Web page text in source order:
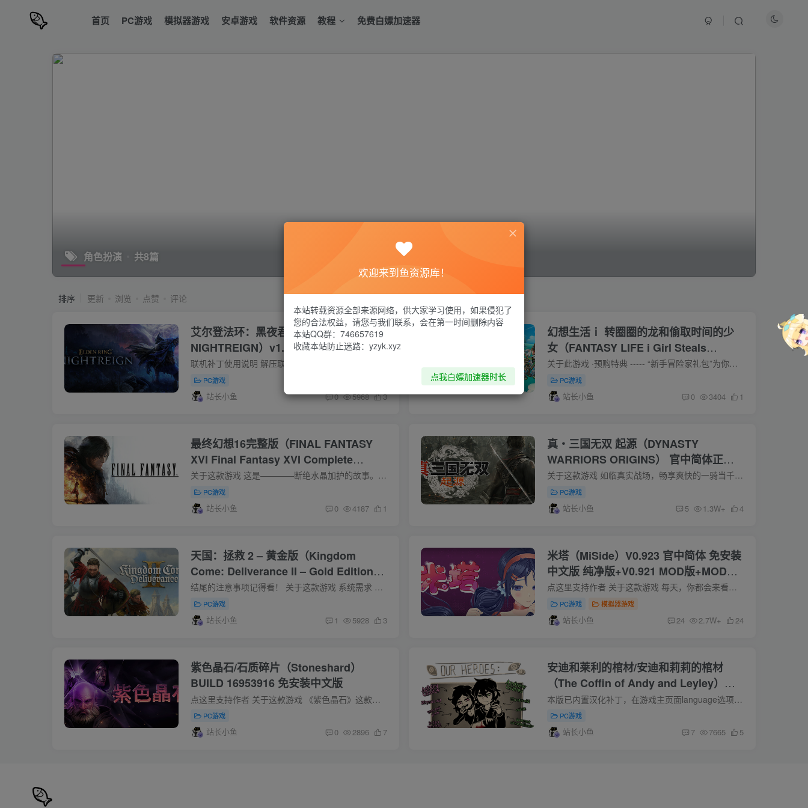
首页 PC游戏 模拟器游戏 安卓游戏 软件资源 教程 免费白嫖加速器
角色扮演 共8篇
排序 更新 浏览 点赞 评论
艾尔登法环：黑夜君临（ELDEN RING
NIGHTREIGN）v1.01官中简体 附联机补
丁
PC游戏
站长小鱼 0 5968 3
幻想生活ｉ 转圈圈的龙和偷取时间的少
女（FANTASY LIFE i Girl Steals
Time）v1.1.4官中简体
关于此游戏 ·预购特典 ----- “新手冒险家礼包”为你的幻想乡之旅保驾护航！ 内含能够提升经验值获取量的饰品“蝴蝶吊坠”，还配备了9种实用的消耗性道具哦！ ----- 钓钓鱼，做做菜，建设建设...
PC游戏
站长小鱼 0 3404 1
最终幻想16完整版（FINAL FANTASY
XVI Final Fantasy XVI Complete
Edition）V1.03-官中简体 免安装中文版关于这款游戏 这是――――断绝水晶加护的故事。 相互争夺母水晶的五个国家。当暂时的平衡被打破时，身上宿有召唤兽的“显化者”的命运开始失控。 顶级的故事体验主角“克莱夫·罗兹菲尔德”受...
PC游戏
站长小鱼 0 4187 1
真・三国无双 起源（DYNASTY
WARRIORS ORIGINS） 官中简体正式
版下载 附解决无法保存 无法使用手柄补
丁+修改器+通关存档
关于这款游戏 如临真实战场，畅享爽快的一骑当千动作！无名英雄闯荡三国乱世的“真・三国无双”系列新作。 ■系列史上最极致的爽快感 在充满紧张气氛的战场上，玩家将与铺天盖地的敌军展开殊死...
PC游戏
站长小鱼 5 1.3W+ 4
天国：拯救 2 – 黄金版（Kingdom
Come: Deliverance II – Gold Edition）
官中简体 容量81GB
结尾的注意事项记得看！ 关于这款游戏 系统需求 最低配置: 需要 64 位处理器和操作系统 操作系统: Windows 10 64-bit (or newer) 处理器: Intel Core i5-8400, AMD Ryzen 5 2600 内存: 16 GB RA...
PC游戏
站长小鱼 1 5928 3
米塔（MiSide）V0.923 官中简体 免安装
中文版 纯净版+V0.921 MOD版+MOD大
全 附手机端一键直装apk
点这里支持作者 关于这款游戏 每天，你都会来看看我，帮我做家务，给我做饭吃，还会给我买小礼物。 你真好！我好喜欢你！ 我好想每天都把你留在我的身边，每天都跟你一起生活~ 我知道你也想和我...
PC游戏 模拟器游戏
站长小鱼 24 2.7W+ 24
紫色晶石/石质碎片（Stoneshard）
BUILD 16953916 免安装中文版
点这里支持作者 关于这款游戏 《紫色晶石》这款回合制角色扮演游戏难度颇高。周游开放的游戏世界，体验中世纪佣兵的艰苦生活：游历王国饱受战争蹂躏的各地，完成契据任务，战斗，包扎治伤，随心...
PC游戏
站长小鱼 0 2896 7
安迪和莱利的棺材/安迪和莉莉的棺材
（The Coffin of Andy and Leyley）
V2.0.14 内置汉化版
本版已内置汉化补丁，在游戏主页面language选项中将语言改为简体中文即可~ 关于这款游戏 故事 自相残杀和相互依赖！ 我们可怕的英雄们陷入了极其有毒的兄弟姐妹关系中，他们必须在饥饿中生存下...
PC游戏
站长小鱼 7 7665 5
欢迎来到鱼资源库！
本站转载资源全部来源网络，供大家学习使用，如果侵犯了
您的合法权益，请您与我们联系，会在第一时间删除内容
本站QQ群：746657619
收藏本站防止迷路：yzyk.xyz
点我白嫖加速器时长